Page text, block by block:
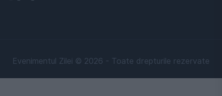
Evenimentul Zilei © 2026 - Toate drepturile rezervate